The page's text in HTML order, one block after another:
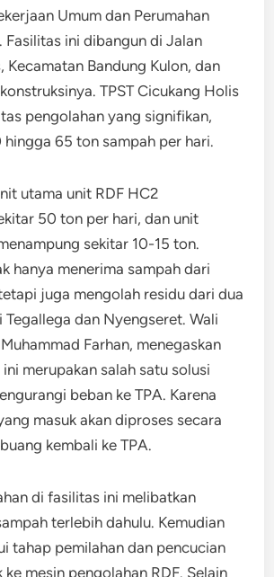
Umum dan Perumahan
Fasilitas ini dibangun di Jalan
Kecamatan Bandung Kulon, dan
TPST Cicukang Holis
pengolahan yang signifikan,
65 ton sampah per hari.
utama unit RDF HC2
50 ton per hari, dan unit
sekitar 10-15 ton.
hanya menerima sampah dari
juga mengolah residu dari dua
Tegallega dan Nyengseret. Wali
Farhan, menegaskan
merupakan salah satu solusi
beban ke TPA. Karena
masuk akan diproses secara
kembali ke TPA.
di fasilitas ini melibatkan
terlebih dahulu. Kemudian
tahap pemilahan dan pencucian
ke mesin pengolahan RDF. Selain